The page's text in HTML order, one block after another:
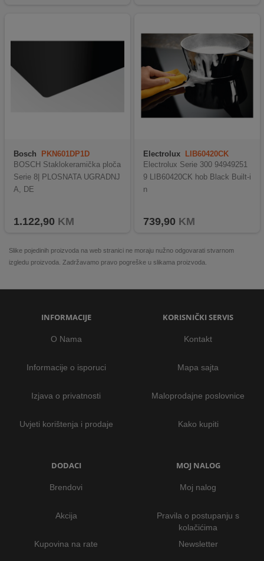
Bosch
PKN601DP1D
BOSCH Staklokeramička ploča
Serie 8| PLOSNATA UGRADNJ
A, DE
1.122,90 KM
Electrolux
LIB60420CK
Electrolux Serie 300 94949251
9 LIB60420CK hob Black Built-i
n
739,90 KM
Slike pojedinih proizvoda na web stranici ne moraju nužno odgovarati stvarnom
izgledu proizvoda. Zadržavamo pravo pogreške u slikama proizvoda.
INFORMACIJE
O Nama
Informacije o isporuci
Izjava o privatnosti
Uvjeti korištenja i prodaje
KORISNIČKI SERVIS
Kontakt
Mapa sajta
Maloprodajne poslovnice
Kako kupiti
DODACI
Brendovi
Akcija
Kupovina na rate
MOJ NALOG
Moj nalog
Pravila o postupanju s
kolačićima
Newsletter